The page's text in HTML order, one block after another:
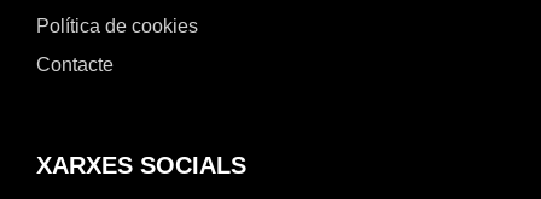
Política de cookies
Contacte
XARXES SOCIALS